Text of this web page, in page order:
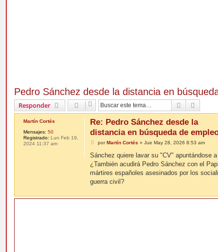
Pedro Sánchez desde la distancia en
Responder Buscar
Martín Cortés
Mensajes: 50
Registrado: Lun Feb 19,
2024 11:37 am
Re: Pedro Sánchez desde la
distancia en búsqueda de
M
n
a
j
porMartín Cortés » Jue May 28, 2026 8:53 am
Sánchez quiere lavar su "CV" apuntándose
¿También acudirá Pedro Sánchez con el
mártires españoles asesinados por los
guerra civil?